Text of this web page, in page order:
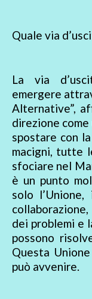
Quale via
La via
emergere
Alternative”,
direzione come
spostare con
macigni, tutte
sfociare nel
è un punto
solo
dei problemi e
possono
Questa
può avvenire.